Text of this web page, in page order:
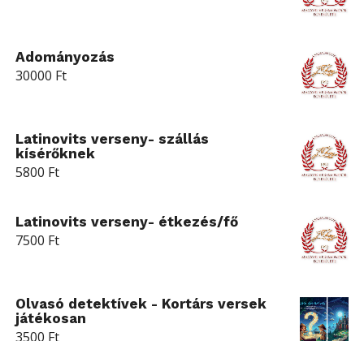
Adományozás
30000 Ft
Latinovits verseny- szállás
kísérőknek
5800 Ft
Latinovits verseny- étkezés/fő
7500 Ft
Olvasó detektívek - Kortárs versek
játékosan
3500 Ft